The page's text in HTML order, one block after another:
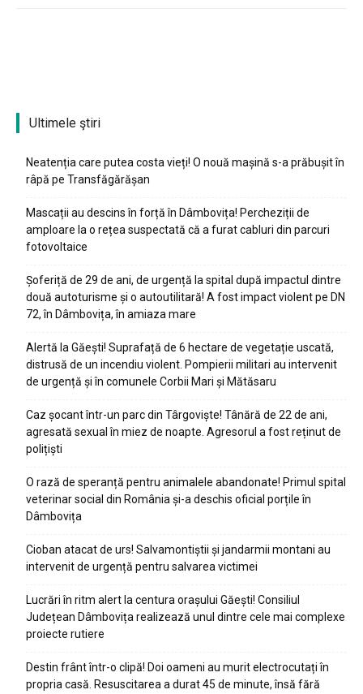
Ultimele ştiri
Neatenția care putea costa vieți! O nouă mașină s-a prăbușit în
râpă pe Transfăgărășan
Mascații au descins în forță în Dâmbovița! Percheziții de
amploare la o rețea suspectată că a furat cabluri din parcuri
fotovoltaice
Șoferiță de 29 de ani, de urgență la spital după impactul dintre
două autoturisme și o autoutilitară! A fost impact violent pe DN
72, în Dâmbovița, în amiaza mare
Alertă la Găești! Suprafață de 6 hectare de vegetație uscată,
distrusă de un incendiu violent. Pompierii militari au intervenit
de urgență și în comunele Corbii Mari și Mătăsaru
Caz șocant într-un parc din Târgoviște! Tânără de 22 de ani,
agresată sexual în miez de noapte. Agresorul a fost reținut de
polițiști
O rază de speranță pentru animalele abandonate! Primul spital
veterinar social din România și-a deschis oficial porțile în
Dâmbovița
Cioban atacat de urs! Salvamontiștii și jandarmii montani au
intervenit de urgență pentru salvarea victimei
Lucrări în ritm alert la centura orașului Găești! Consiliul
Județean Dâmbovița realizează unul dintre cele mai complexe
proiecte rutiere
Destin frânt într-o clipă! Doi oameni au murit electrocutați în
propria casă. Resuscitarea a durat 45 de minute, însă fără